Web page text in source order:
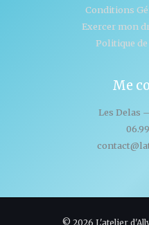
Conditions
Exercer mon
Politique
Me
Les Delas
© 2026 L'atelier